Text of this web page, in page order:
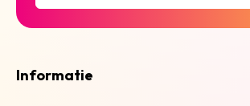
Informatie